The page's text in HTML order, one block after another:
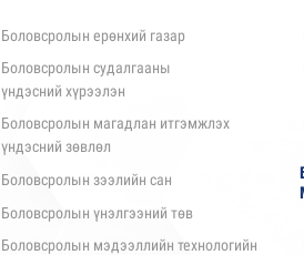
Боловсролын ерөнхий газар
Боловсролын судалгааны
үндэсний хүрээлэн
Боловсролын магадлан итгэмжлэх
үндэсний зөвлөл
Боловсролын зээлийн сан
Боловсролын үнэлгээний төв
Боловсролын мэдээллийн технологийн